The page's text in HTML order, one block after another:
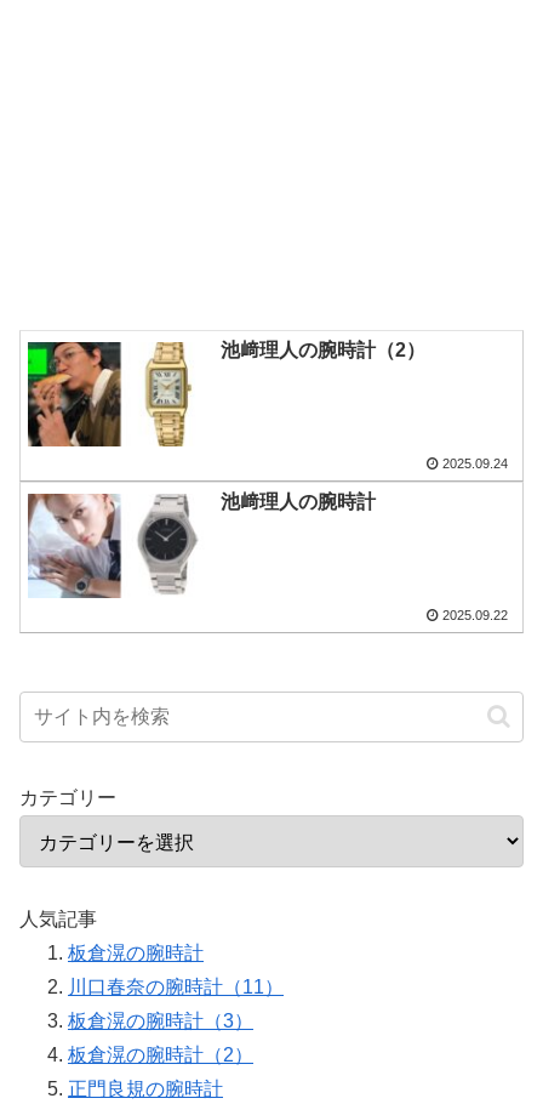
池﨑理人の腕時計（2）
2025.09.24
池﨑理人の腕時計
2025.09.22
カテゴリー
人気記事
板倉滉の腕時計
川口春奈の腕時計（11）
板倉滉の腕時計（3）
板倉滉の腕時計（2）
正門良規の腕時計